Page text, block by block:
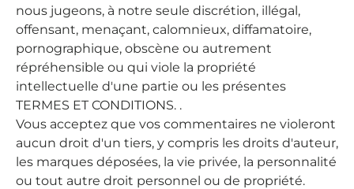
nous jugeons, à notre seule discrétion, illégal,
offensant, menaçant, calomnieux, diffamatoire,
pornographique, obscène ou autrement
répréhensible ou qui viole la propriété
intellectuelle d'une partie ou les présentes
TERMES ET CONDITIONS. .
Vous acceptez que vos commentaires ne violeront
aucun droit d'un tiers, y compris les droits d'auteur,
les marques déposées, la vie privée, la personnalité
ou tout autre droit personnel ou de propriété.